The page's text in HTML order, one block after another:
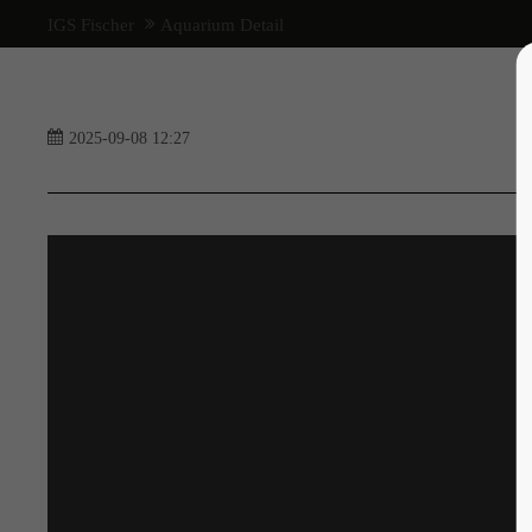
Benutzername Lorem ipsum dolor sit
/
IGS Fischer Aquarium Detail
2025-09-08 12:27